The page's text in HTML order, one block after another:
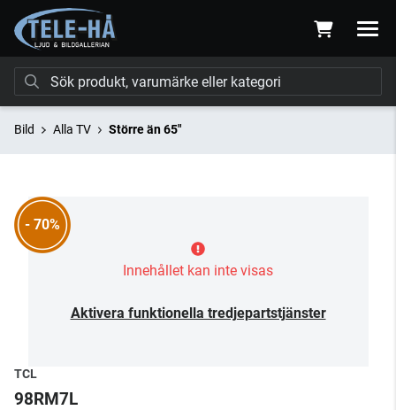
Bild Alla TV Större än 65"
- 70%
Innehållet kan inte visas
Aktivera funktionella tredjepartstjänster
TCL
98RM7L